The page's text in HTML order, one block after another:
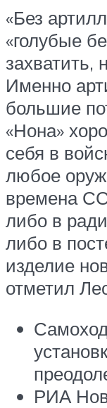
«Без
«голубые
захватить,
Именно
большие
«Нона»
себя в
любое
времена
либо в
либо в
изделие
отметил
РИА